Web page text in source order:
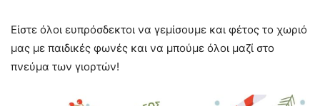
Είστε όλοι ευπρόσδεκτοι να γεμίσουμε και φέτος το χωριό
μας με παιδικές φωνές και να μπούμε όλοι μαζί στο
πνεύμα των γιορτών!